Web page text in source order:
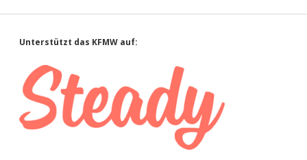
Sidebar
Unterstützt das KFMW auf: